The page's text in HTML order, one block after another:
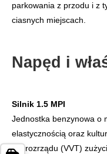
parkowania z przodu i z
ciasnych miejscach.
Napęd i
Silnik 1.5 MPI
Jednostka benzynowa o
elastycznością oraz
faz rozrządu (VVT)